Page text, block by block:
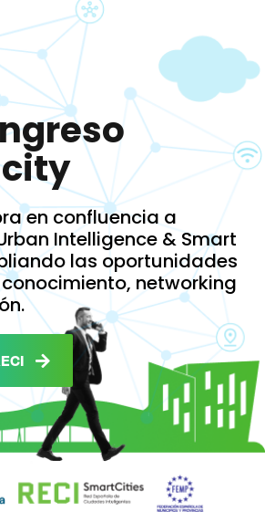
en confluencia a
Intelligence & Smart
las oportunidades
networking